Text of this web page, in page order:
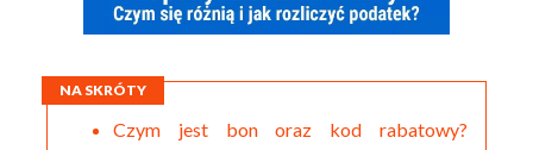
NA SKRÓTY
Czym jest bon oraz kod rabatowy?